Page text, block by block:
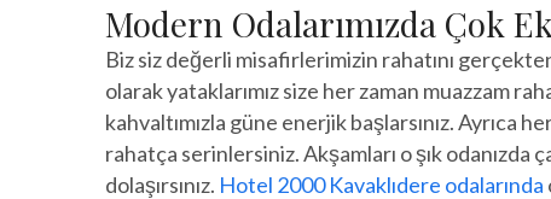
Modern Odalarımızda Çok
Biz siz değerli misafirlerimizin rahatını
olarak yataklarımız size her zaman muazzam
kahvaltımızla güne enerjik başlarsınız. Ayrıca
rahatça serinlersiniz. Akşamları o şık odanızda
dolaşırsınız. Hotel 2000 Kavaklıdere odalarında